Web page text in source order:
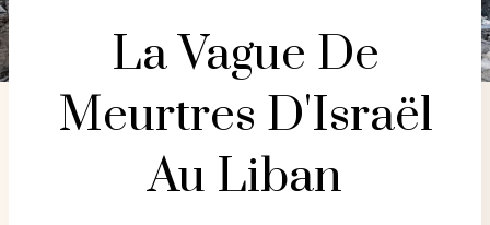
La Vague De
Meurtres D'Israël
Au Liban